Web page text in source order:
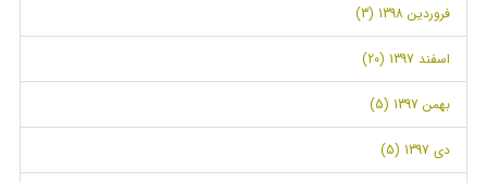
فروردین 1398 (3)
اسفند 1397 (20)
بهمن 1397 (5)
دی 1397 (5)